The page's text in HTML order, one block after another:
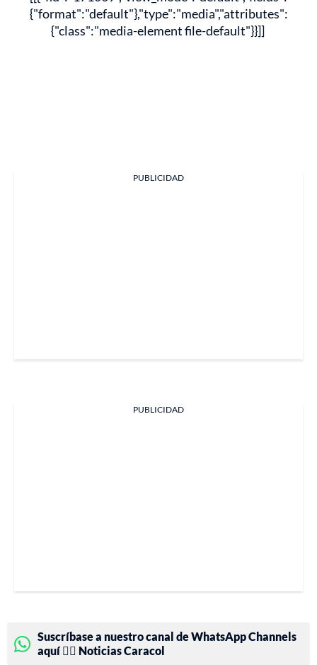
{"format":"default"},"type":"media","attributes":
{"class":"media-element file-default"}}]]
PUBLICIDAD
PUBLICIDAD
Suscríbase a nuestro canal de WhatsApp Channels
aquí 👉🏻 Noticias Caracol